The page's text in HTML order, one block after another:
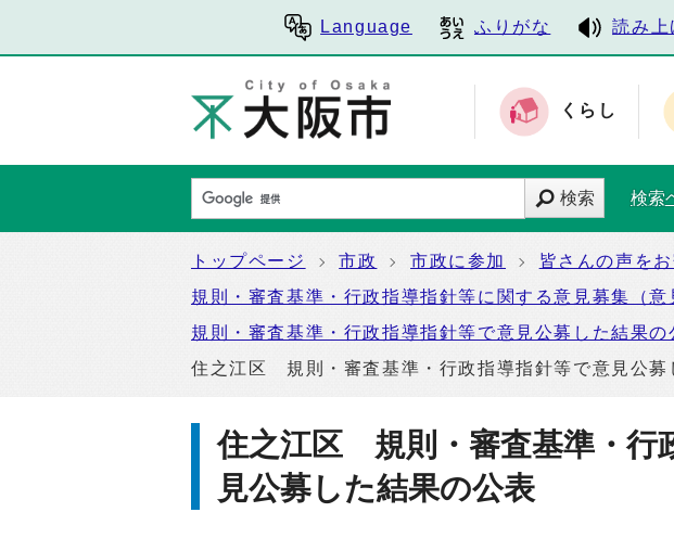
Language ふりがな 読み上
くらし
検索 検索
トップページ 市政 市政に参加 皆さんの声を
規則・審査基準・行政指導指針等に関する意見募集（意
規則・審査基準・行政指導指針等で意見公募した結果の
住之江区 規則・審査基準・行政指導指針等で意見公募
住之江区 規則・審査基準・行
見公募した結果の公表